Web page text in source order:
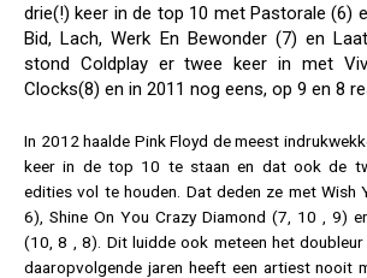
drie(!) keer in de top 10 met Pastorale (6)
Bid, Lach, Werk En Bewonder (7) en
stond Coldplay er twee keer in met
Clocks(8) en in 2011 nog eens, op 9 en 8
In 2012 haalde Pink Floyd de meest
keer in de top 10 te staan en dat ook de
edities vol te houden. Dat deden ze met Wish
6), Shine On You Crazy Diamond (7, 10 , 9)
(10, 8 , 8). Dit luidde ook meteen het
daaropvolgende jaren heeft een artiest nooit